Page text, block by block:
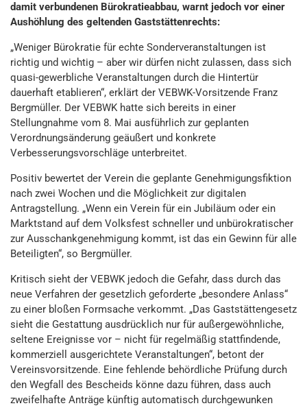
damit verbundenen Bürokratieabbau, warnt jedoch vor einer
Aushöhlung des geltenden Gaststättenrechts:
„Weniger Bürokratie für echte Sonderveranstaltungen ist
richtig und wichtig – aber wir dürfen nicht zulassen, dass sich
quasi-gewerbliche Veranstaltungen durch die Hintertür
dauerhaft etablieren“, erklärt der VEBWK-Vorsitzende Franz
Bergmüller. Der VEBWK hatte sich bereits in einer
Stellungnahme vom 8. Mai ausführlich zur geplanten
Verordnungsänderung geäußert und konkrete
Verbesserungsvorschläge unterbreitet.
Positiv bewertet der Verein die geplante Genehmigungsfiktion
nach zwei Wochen und die Möglichkeit zur digitalen
Antragstellung. „Wenn ein Verein für ein Jubiläum oder ein
Marktstand auf dem Volksfest schneller und unbürokratischer
zur Ausschankgenehmigung kommt, ist das ein Gewinn für alle
Beteiligten“, so Bergmüller.
Kritisch sieht der VEBWK jedoch die Gefahr, dass durch das
neue Verfahren der gesetzlich geforderte „besondere Anlass“
zu einer bloßen Formsache verkommt. „Das Gaststättengesetz
sieht die Gestattung ausdrücklich nur für außergewöhnliche,
seltene Ereignisse vor – nicht für regelmäßig stattfindende,
kommerziell ausgerichtete Veranstaltungen“, betont der
Vereinsvorsitzende. Eine fehlende behördliche Prüfung durch
den Wegfall des Bescheids könne dazu führen, dass auch
zweifelhafte Anträge künftig automatisch durchgewunken